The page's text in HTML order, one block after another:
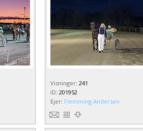
Visninger: 241
ID: 201952
Ejer: Flemming Andersen